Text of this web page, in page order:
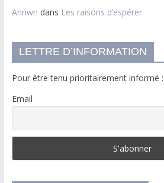
Annwn dans Les raisons d’espérer
LETTRE D’INFORMATION
Pour être tenu prioritairement informé :
Email